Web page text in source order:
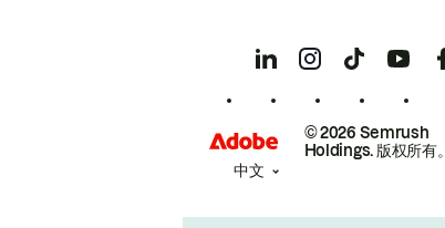
© 2026 Semrush
Holdings. 版权所有。
中文